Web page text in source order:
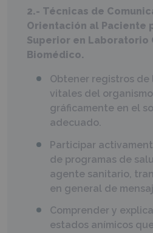
2.- Técnicas de
Orientación al Paciente
Superior en Laboratorio
Biomédico.
Obtener registros
vitales del
gráficamente en el
adecuado.
Participar
de programas de
agente sanitario,
en general de
Comprender y
estados anímicos